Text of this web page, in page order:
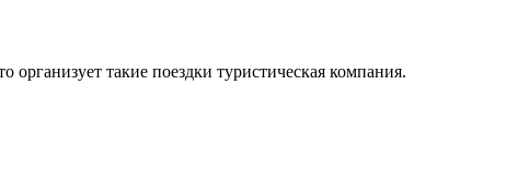
такие поездки туристическая компания.